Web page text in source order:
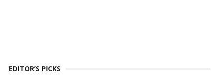
EDITOR’S PICKS